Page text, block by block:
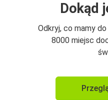
Dokąd
Odkryj, co mamy
8000 miejsc